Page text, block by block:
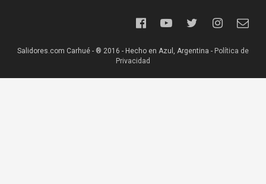
Salidores.com Carhué - ® 2016 - Hecho en Azul, Argentina - Política de
Privacidad